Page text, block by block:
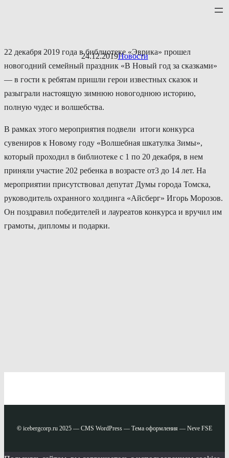
24.12.2019Новости
22 декабря 2019 года в библиотеке «Эврика» прошел
новогодний семейный праздник «В Новый год за сказками»
— в гости к ребятам пришли герои известных сказок и
разыграли настоящую зимнюю новогоднюю историю,
полную чудес и волшебства.
В рамках этого мероприятия подвели итоги конкурса
сувениров к Новому году «Волшебная шкатулка Зимы»,
который проходил в библиотеке с 1 по 20 декабря, в нем
приняли участие 202 ребенка в возрасте от3 до 14 лет. На
мероприятии присутствовал депутат Думы города Томска,
руководитель охранного холдинга «Айсберг» Игорь Морозов.
Он поздравил победителей и лауреатов конкурса и вручил им
грамоты, дипломы и подарки.
© icebergcorp.ru 2025 — CMS WordPress — Тема оформления — Neve FSE